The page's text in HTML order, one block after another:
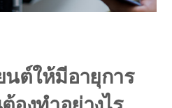
นต์ให้มีอายุการ